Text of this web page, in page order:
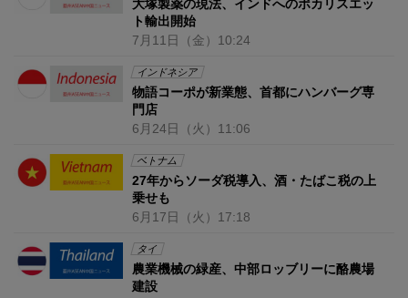
大塚製薬の現法、インドへのポカリスエッ
ト輸出開始
7月11日 （金） 10:24
インドネシア
物語コーポが新業態、首都にハンバーグ専
門店
6月24日 （火） 11:06
ベトナム
27年からソーダ税導入、酒・たばこ税の上
乗せも
6月17日 （火） 17:18
タイ
農業機械の緑産、中部ロッブリーに酪農場
建設